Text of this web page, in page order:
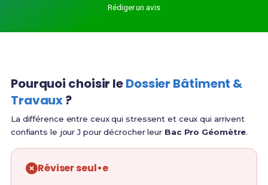
Rédiger un avis
Pourquoi choisir leDossier Bâtiment &
Travaux?
La différence entre ceux qui stressent et ceux qui arrivent
confiants le jour J pour décrocher leur Bac Pro Géomètre.
Réviser seul•e